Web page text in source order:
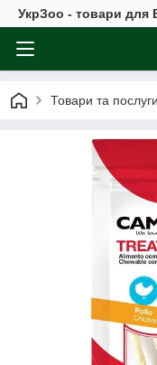
УкрЗоо - товари для
Товари та послуги